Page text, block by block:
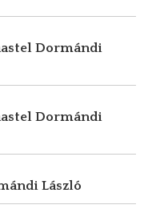
Dormándi
Dormándi
László